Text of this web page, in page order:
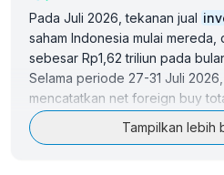
Pada Juli 2026, tekanan jual
saham Indonesia mulai
sebesar Rp1,62 triliun pada
Selama periode 27-31 Juli 2026,
mencatatkan net foreign buy
pasar saham, dengan PT Mitra
menjadi emiten paling banyak
Tampilkan lebih